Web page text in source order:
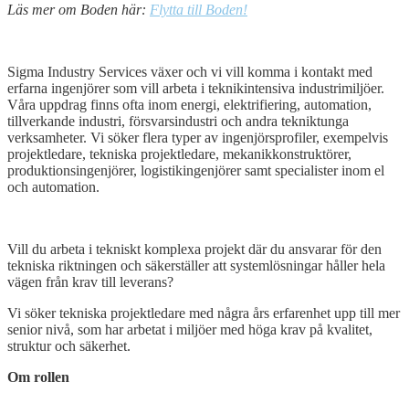
Läs mer om Boden här: Flytta till Boden!
Sigma Industry Services växer och vi vill komma i kontakt med
erfarna ingenjörer som vill arbeta i teknikintensiva industrimiljöer.
Våra uppdrag finns ofta inom energi, elektrifiering, automation,
tillverkande industri, försvarsindustri och andra tekniktunga
verksamheter. Vi söker flera typer av ingenjörsprofiler, exempelvis
projektledare, tekniska projektledare, mekanikkonstruktörer,
produktionsingenjörer, logistikingenjörer samt specialister inom el
och automation.
Vill du arbeta i tekniskt komplexa projekt där du ansvarar för den
tekniska riktningen och säkerställer att systemlösningar håller hela
vägen från krav till leverans?
Vi söker tekniska projektledare med några års erfarenhet upp till mer
senior nivå, som har arbetat i miljöer med höga krav på kvalitet,
struktur och säkerhet.
Om rollen